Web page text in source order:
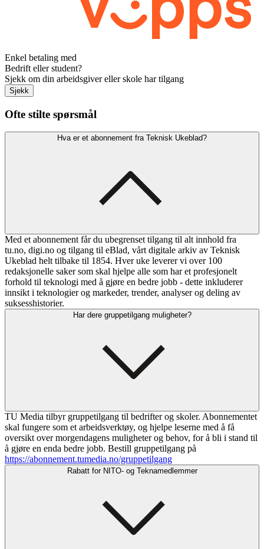
Enkel betaling med
Bedrift eller student?
Sjekk om din arbeidsgiver eller skole har tilgang
Sjekk
Ofte stilte spørsmål
Hva er et abonnement fra Teknisk Ukeblad?
Med et abonnement får du ubegrenset tilgang til alt innhold fra
tu.no, digi.no og tilgang til eBlad, vårt digitale arkiv av Teknisk
Ukeblad helt tilbake til 1854. Hver uke leverer vi over 100
redaksjonelle saker som skal hjelpe alle som har et profesjonelt
forhold til teknologi med å gjøre en bedre jobb - dette inkluderer
innsikt i teknologier og markeder, trender, analyser og deling av
suksesshistorier.
Har dere gruppetilgang muligheter?
TU Media tilbyr gruppetilgang til bedrifter og skoler. Abonnementet
skal fungere som et arbeidsverktøy, og hjelpe leserne med å få
oversikt over morgendagens muligheter og behov, for å bli i stand til
å gjøre en enda bedre jobb. Bestill gruppetilgang på
https://abonnement.tumedia.no/gruppetilgang
Rabatt for NITO- og Teknamedlemmer